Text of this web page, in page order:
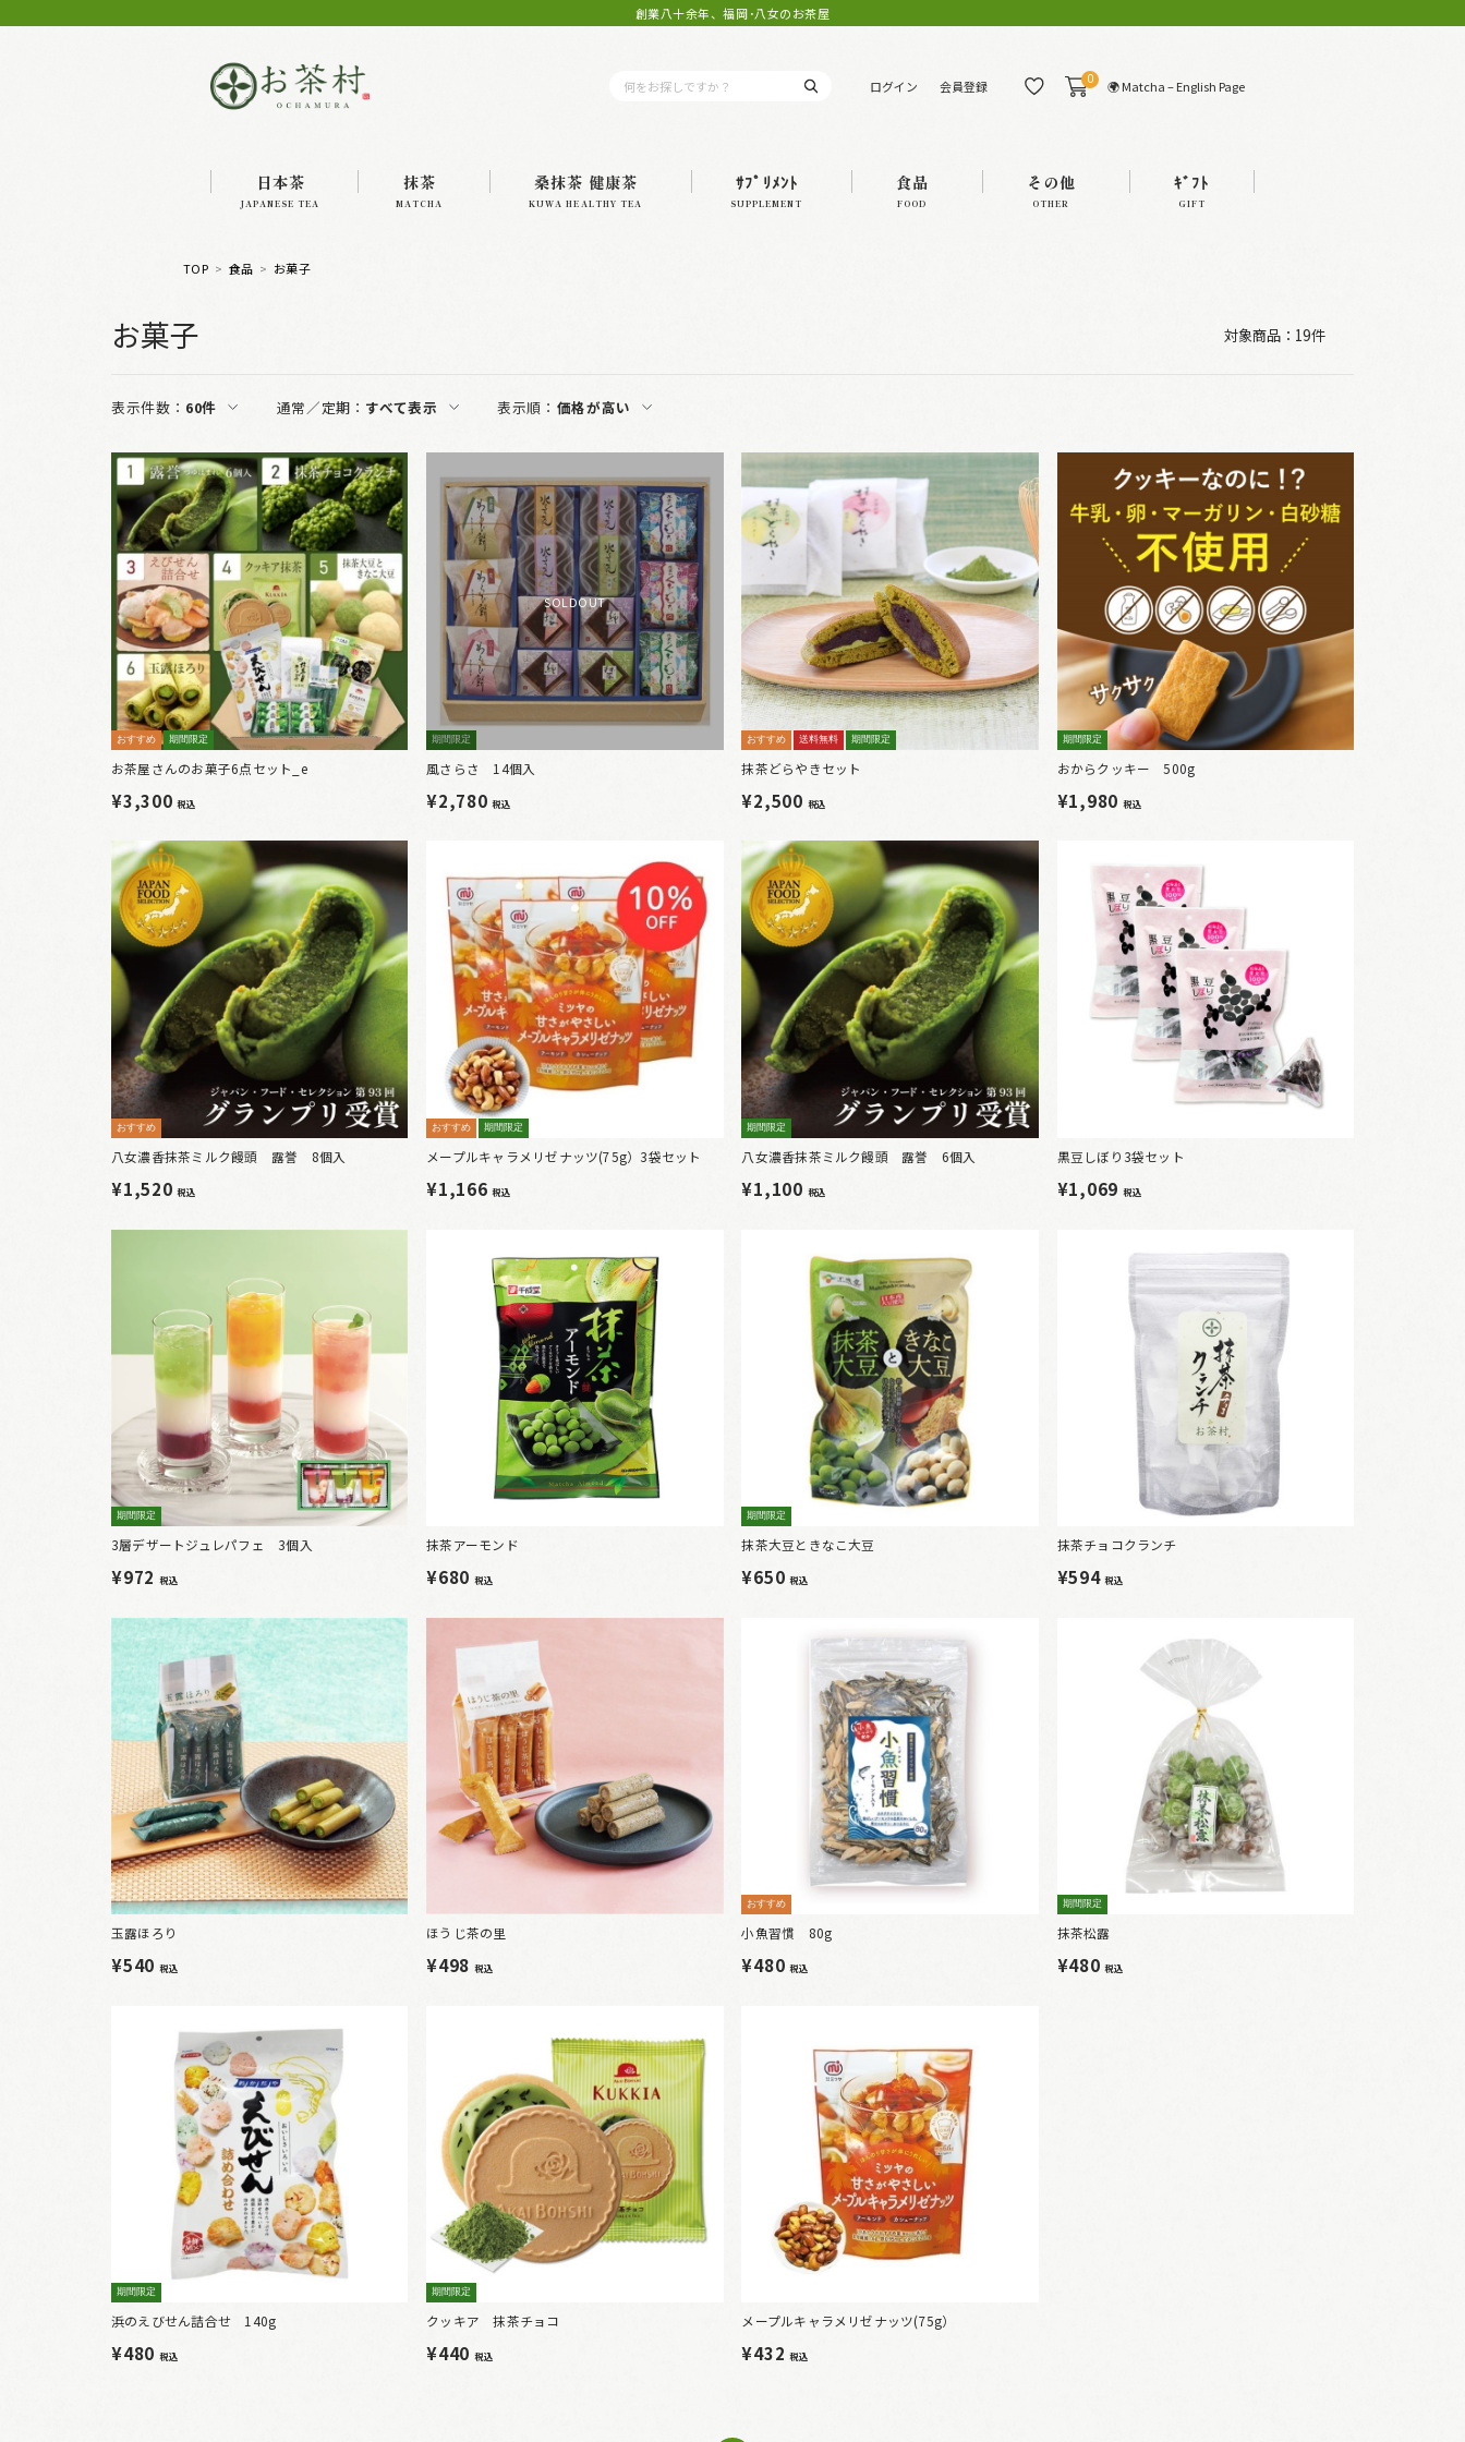
創業八十余年、福岡･八女のお茶屋
ログイン 会員登録 0 🌍 Matcha – English Page
日本茶
JAPANESE TEA
抹茶
MATCHA
桑抹茶 健康茶
KUWA HEALTHY TEA
ｻﾌﾟﾘﾒﾝﾄ
SUPPLEMENT
食品
FOOD
その他
OTHER
ｷﾞﾌﾄ
GIFT
TOP 食品 お菓子
お菓子 対象商品： 19件
表示件数： 60件 通常／定期： すべて表示 表示順： 価格が高い
おすすめ 期間限定
お茶屋さんのお菓子6点セット_e
¥3,300税込
SOLDOUT
期間限定
風さらさ 14個入
¥2,780税込
おすすめ 送料無料 期間限定
抹茶どらやきセット
¥2,500 税込
期間限定
おからクッキー 500g
¥1,980 税込
おすすめ
八女濃香抹茶ミルク饅頭 露誉 8個入
¥1,520税込
おすすめ 期間限定
メープルキャラメリゼナッツ(75g）3袋セット
¥1,166税込
期間限定
八女濃香抹茶ミルク饅頭 露誉 6個入
¥1,100 税込
黒豆しぼり3袋セット
¥1,069 税込
期間限定
3層デザートジュレパフェ 3個入
¥972 税込
抹茶アーモンド
¥680 税込
期間限定
抹茶大豆ときなこ大豆
¥650税込
抹茶チョコクランチ
¥594税込
玉露ほろり
¥540 税込
ほうじ茶の里
¥498 税込
おすすめ
小魚習慣 80g
¥480税込
期間限定
抹茶松露
¥480税込
期間限定
浜のえびせん詰合せ 140g
¥480 税込
期間限定
クッキア 抹茶チョコ
¥440 税込
メープルキャラメリゼナッツ(75g）
¥432税込